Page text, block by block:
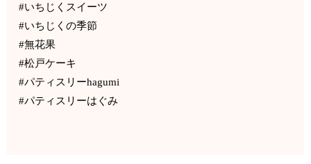
#いちじくスイーツ
#いちじくの季節
#無花果
#松戸ケーキ
#パティスリーhagumi
#パティスリーはぐみ